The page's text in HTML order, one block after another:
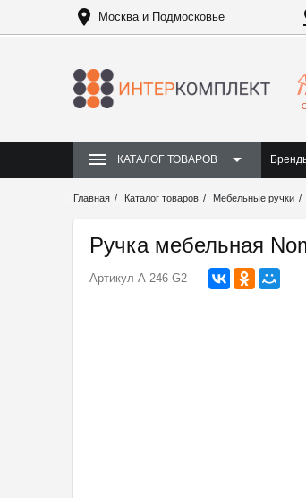
Москва и Подмосковье
КАТАЛОГ ТОВАРОВ
Главная Каталог товаров Мебельные ручки
Ручка мебельная
Артикул A-246 G2